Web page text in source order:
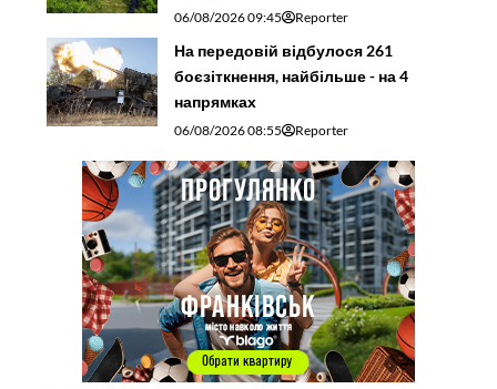
06/08/2026 09:45 Reporter
На передовій відбулося 261
боєзіткнення, найбільше - на 4
напрямках
06/08/2026 08:55 Reporter